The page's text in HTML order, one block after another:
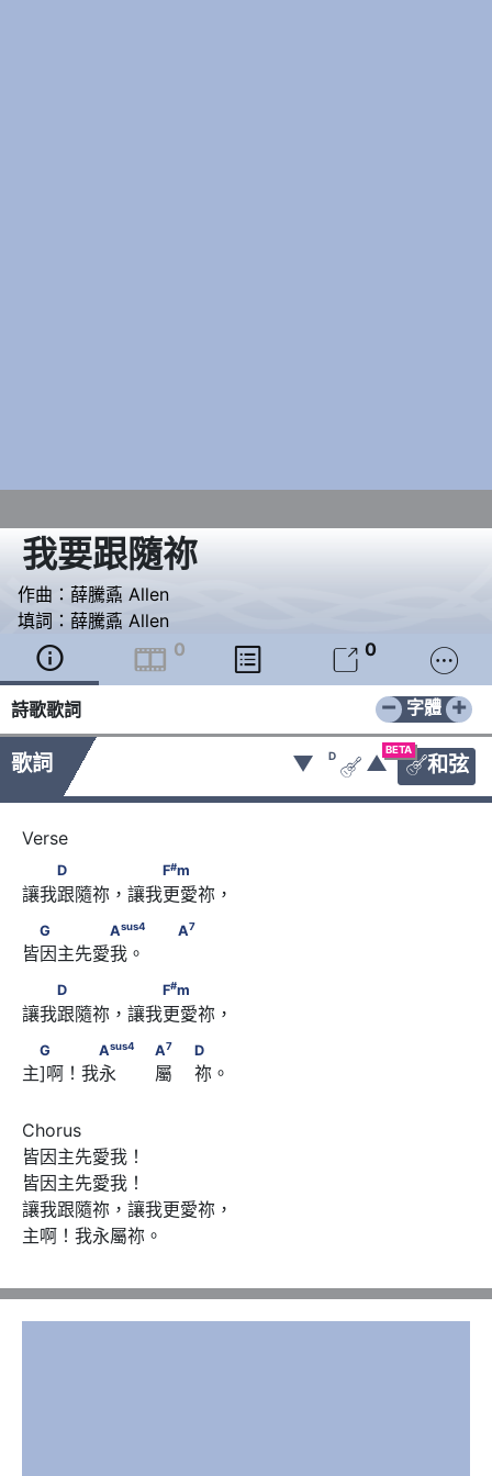
我要跟隨祢
作曲： 薛騰鼒 Allen
填詞： 薛騰鼒 Allen
  0   0 
詩歌歌詞 − +
字體
歌詞
BETA
和弦
▼ D
 ▲
D　　　 　　F#m
D F#m
讓我跟隨祢，讓我更愛祢，
G　　　　Asus A
G Asus4 A7
皆因主先愛我。
D　　　 　　F#m
D F#m
讓我跟隨祢，讓我更愛祢，
G 　 　Asus4 A
D
G Asus4 A7 D
主]啊！我永       屬    祢。
Chorus
皆因主先愛我！
皆因主先愛我！
讓我跟隨祢，讓我更愛祢，
主啊！我永屬祢。